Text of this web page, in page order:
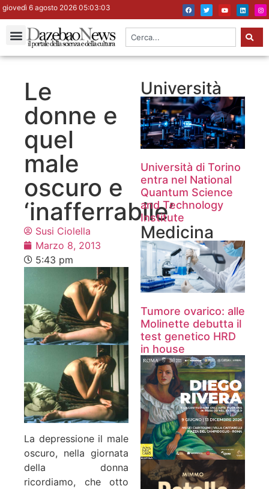
giovedì 6 agosto 2026 05:03:03
Le
donne e
quel
male
oscuro e
‘inafferrabile’
Susi Ciolella
Marzo 8, 2013
5:43 pm
La depressione il male
oscuro, nella giornata
della donna
ricordiamo, che otto
Università
Università di Torino
entra nel National
Quantum Science
and Technology
Institute
Medicina
Tumore ovarico: alle
Molinette debutta il
test genetico HRD
in house